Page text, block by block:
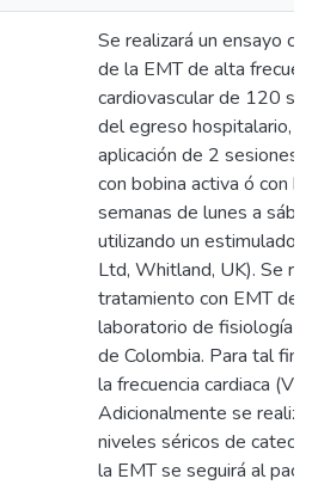
Se realizará un ensayo
de la EMT de alta
cardiovascular de 120
del egreso hospitalario,
aplicación de 2 sesiones
con bobina activa ó con
semanas de lunes a
utilizando un estimulador
Ltd, Whitland, UK). Se
tratamiento con EMT de
laboratorio de fisiología
de Colombia. Para tal fin
la frecuencia cardiaca
Adicionalmente se
niveles séricos de
la EMT se seguirá al